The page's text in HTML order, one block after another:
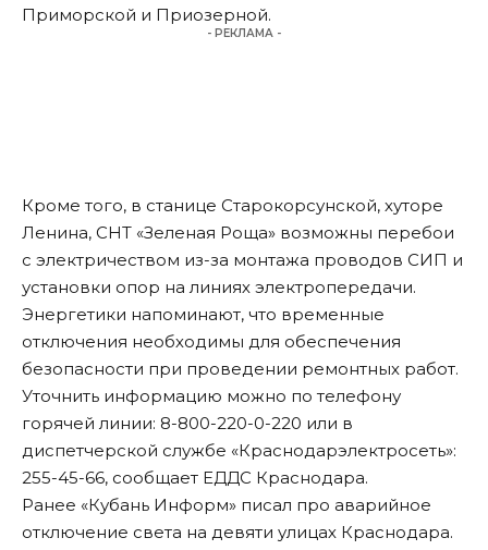
Приморской и Приозерной.
- РЕКЛАМА -
Кроме того, в станице Старокорсунской, хуторе
Ленина, СНТ «Зеленая Роща» возможны перебои
с электричеством из-за монтажа проводов СИП и
установки опор на линиях электропередачи.
Энергетики напоминают, что временные
отключения необходимы для обеспечения
безопасности при проведении ремонтных работ.
Уточнить информацию можно по телефону
горячей линии: 8-800-220-0-220 или в
диспетчерской службе «Краснодарэлектросеть»:
255-45-66, сообщает ЕДДС Краснодара.
Ранее «Кубань Информ» писал про аварийное
отключение света на девяти улицах Краснодара.